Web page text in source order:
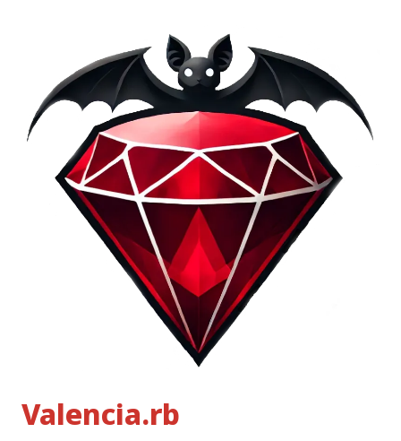
Valencia.rb